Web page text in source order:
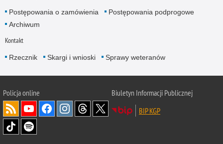
Postępowania o zamówienia
Postępowania podprogowe
Archiwum
Kontakt
Rzecznik Skargi i wnioski Sprawy weteranów
Policjaonline
Biuletyn Informacji Publicznej
BIP KGP